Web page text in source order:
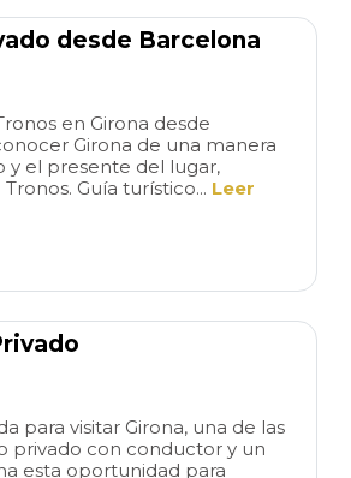
desde Barcelona
en Girona desde
Girona de una manera
y el presente del lugar,
Guía turístico... Leer
para visitar Girona, una de las
privado con conductor y un
esta oportunidad para